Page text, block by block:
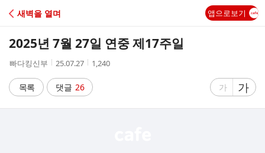
C
A
새벽을 열며 앱으로보기
2025년 7월 27일 연중 제17주일
작
자
빠다킹신부
작
시
간
25.07.27
조
수
1,240
목록 댓글 26
글
가
글
자
가